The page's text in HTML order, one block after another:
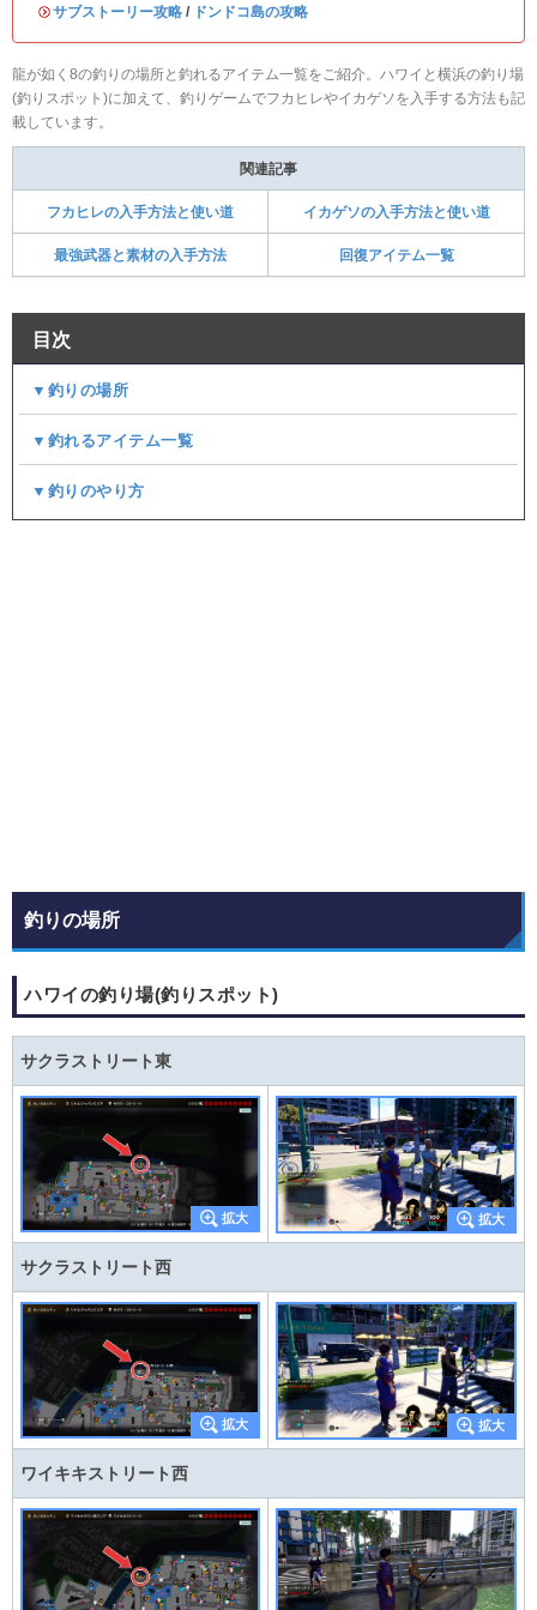
・サブストーリー攻略 / ドンドコ島の攻略
龍が如く8の釣りの場所と釣れるアイテム一覧をご紹介。ハワイと横浜の釣り場
(釣りスポット)に加えて、釣りゲームでフカヒレやイカゲソを入手する方法も記
載しています。
関連記事
フカヒレの入手方法と使い道 イカゲソの入手方法と使い道
最強武器と素材の入手方法 回復アイテム一覧
目次
▼釣りの場所
▼釣れるアイテム一覧
▼釣りのやり方
釣りの場所
ハワイの釣り場(釣りスポット)
サクラストリート東
サクラストリート西
ワイキキストリート西